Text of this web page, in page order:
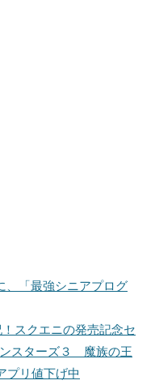
、「最強シニアプログ
スクエニの発売記念セ
スターズ３ 魔族の王
プリ値下げ中